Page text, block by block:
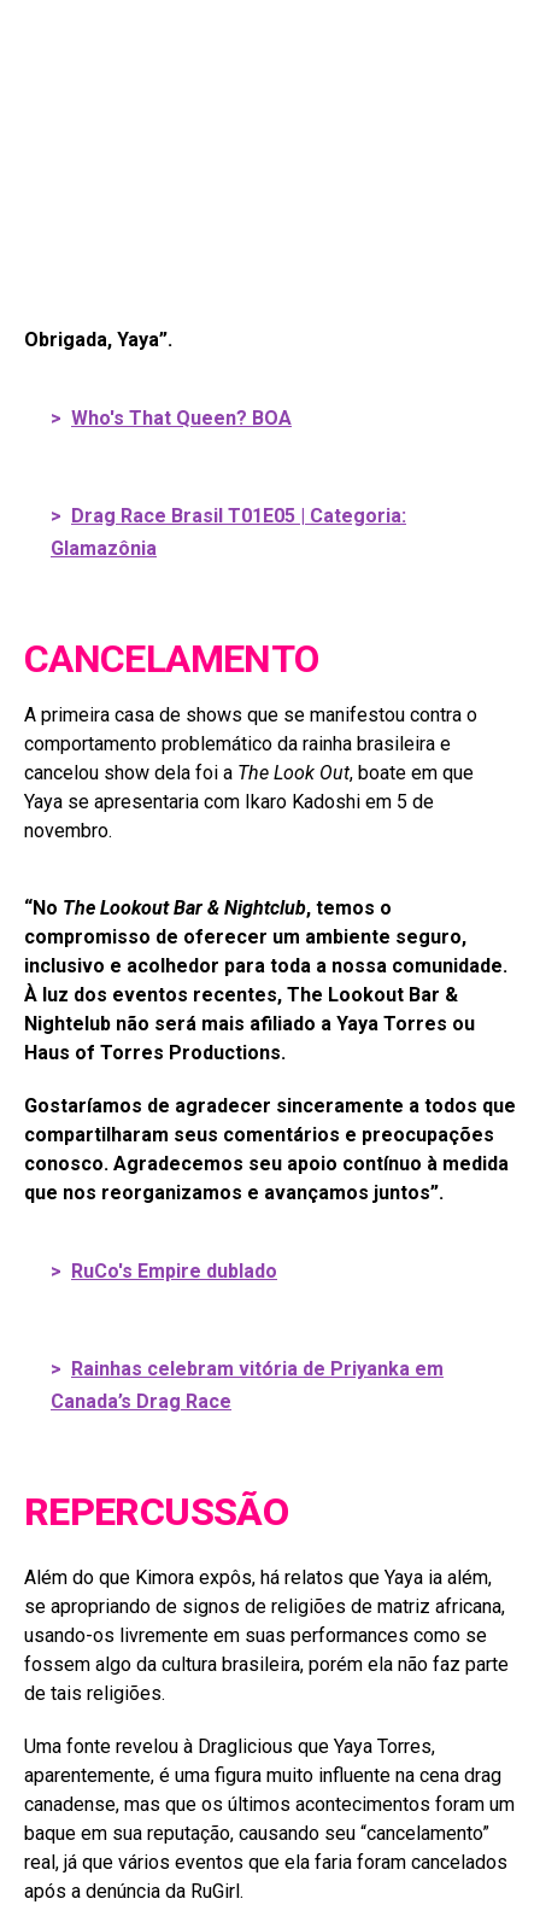
Obrigada, Yaya”.
> Who's That Queen? BOA
> Drag Race Brasil T01E05 | Categoria:
Glamazônia
CANCELAMENTO
A primeira casa de shows que se manifestou contra o
comportamento problemático da rainha brasileira e
cancelou show dela foi a The Look Out, boate em que
Yaya se apresentaria com Ikaro Kadoshi em 5 de
novembro.
“No The Lookout Bar & Nightclub, temos o
compromisso de oferecer um ambiente seguro,
inclusivo e acolhedor para toda a nossa comunidade.
À luz dos eventos recentes, The Lookout Bar &
Nightelub não será mais afiliado a Yaya Torres ou
Haus of Torres Productions.
Gostaríamos de agradecer sinceramente a todos que
compartilharam seus comentários e preocupações
conosco. Agradecemos seu apoio contínuo à medida
que nos reorganizamos e avançamos juntos”.
> RuCo's Empire dublado
> Rainhas celebram vitória de Priyanka em
Canada’s Drag Race
REPERCUSSÃO
Além do que Kimora expôs, há relatos que Yaya ia além,
se apropriando de signos de religiões de matriz africana,
usando-os livremente em suas performances como se
fossem algo da cultura brasileira, porém ela não faz parte
de tais religiões.
Uma fonte revelou à Draglicious que Yaya Torres,
aparentemente, é uma figura muito influente na cena drag
canadense, mas que os últimos acontecimentos foram um
baque em sua reputação, causando seu “cancelamento”
real, já que vários eventos que ela faria foram cancelados
após a denúncia da RuGirl.